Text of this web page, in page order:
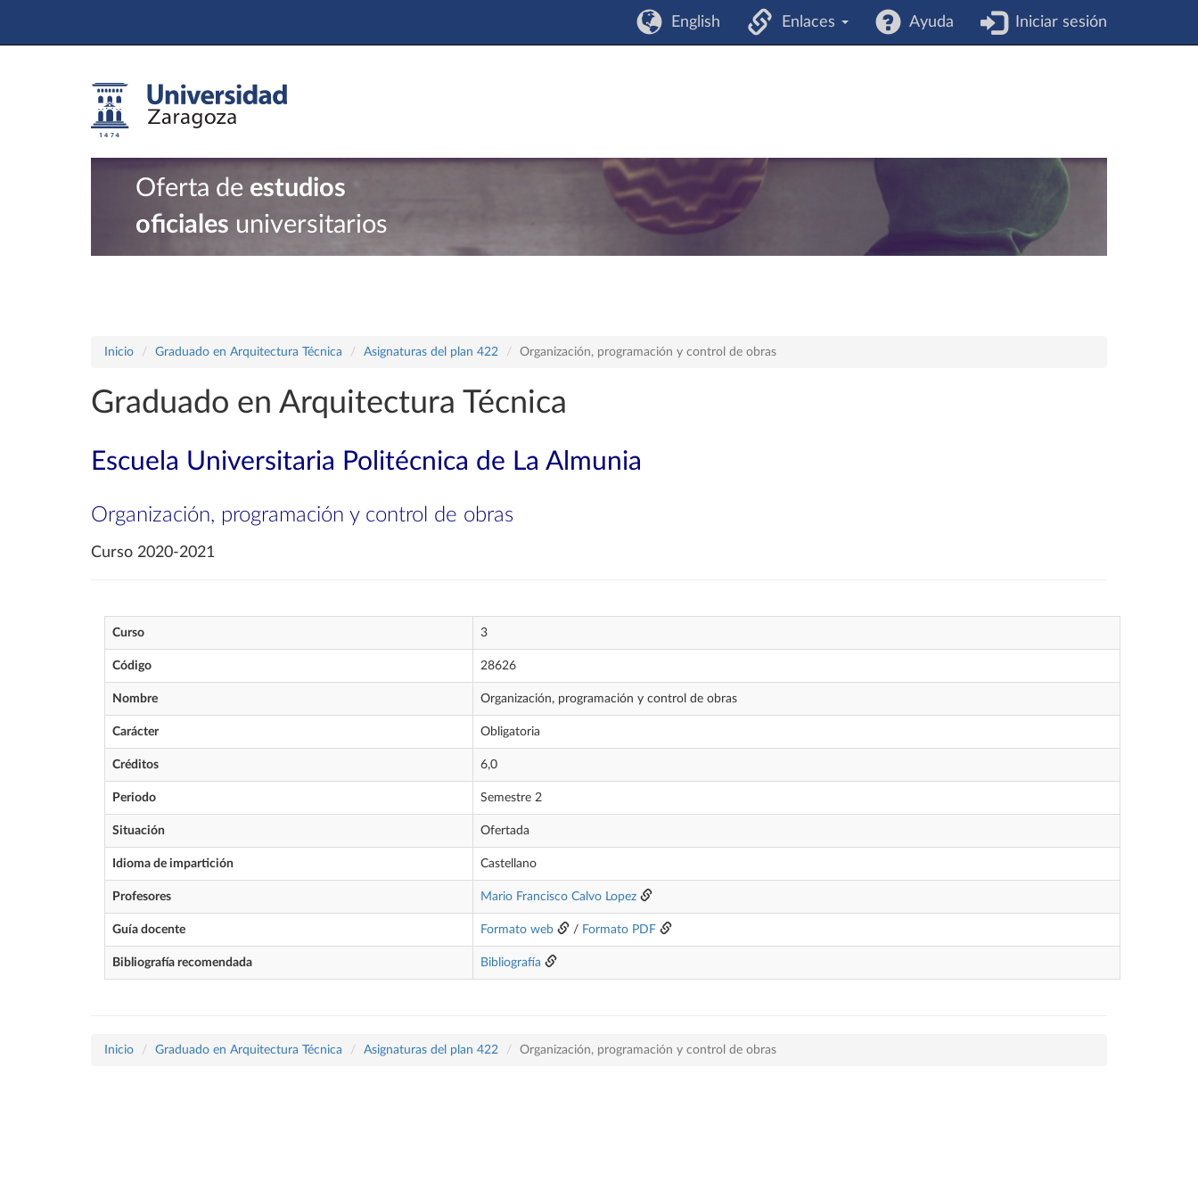
English Enlaces Ayuda Iniciar sesión
Oferta de estudios
oficiales universitarios
Inicio Graduado en Arquitectura Técnica Asignaturas del plan 422 Organización, programación y control de obras
Graduado en Arquitectura Técnica
Escuela Universitaria Politécnica de La Almunia
Organización, programación y control de obras
Curso 2020-2021
Curso 3
Código 28626
Nombre Organización, programación y control de obras
Carácter Obligatoria
Créditos 6,0
Periodo Semestre 2
Situación Ofertada
Idioma de impartición Castellano
Profesores Mario Francisco Calvo Lopez
Guía docente Formato web / Formato PDF
Bibliografía recomendada Bibliografía
Inicio Graduado en Arquitectura Técnica Asignaturas del plan 422 Organización, programación y control de obras